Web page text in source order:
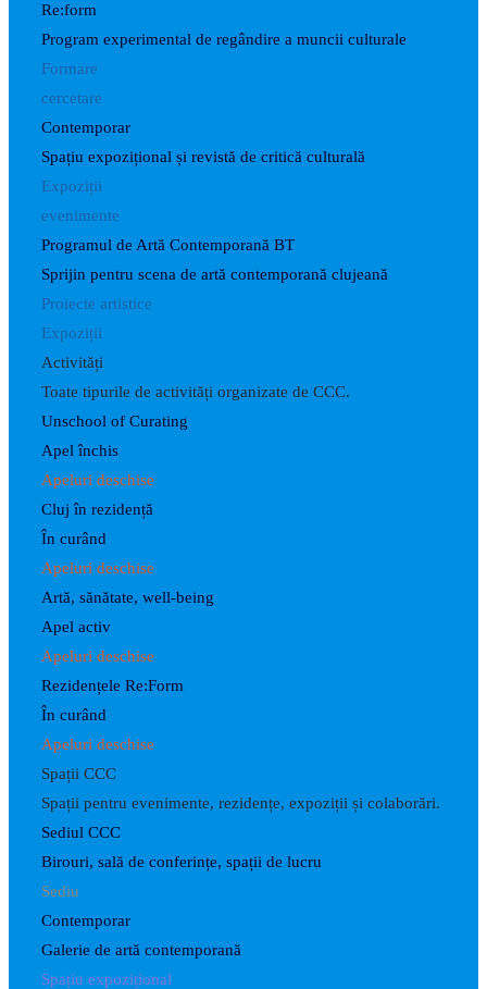
Re:form
Program experimental de regândire a muncii culturale
Formare
cercetare
Contemporar
Spațiu expozițional și revistă de critică culturală
Expoziții
evenimente
Programul de Artă Contemporană BT
Sprijin pentru scena de artă contemporană clujeană
Proiecte artistice
Expoziții
Activități
Toate tipurile de activități organizate de CCC.
Unschool of Curating
Apel închis
Apeluri deschise
Cluj în rezidență
În curând
Apeluri deschise
Artă, sănătate, well-being
Apel activ
Apeluri deschise
Rezidențele Re:Form
În curând
Apeluri deschise
Spații CCC
Spații pentru evenimente, rezidențe, expoziții și colaborări.
Sediul CCC
Birouri, sală de conferințe, spații de lucru
Sediu
Contemporar
Galerie de artă contemporană
Spațiu expozițional